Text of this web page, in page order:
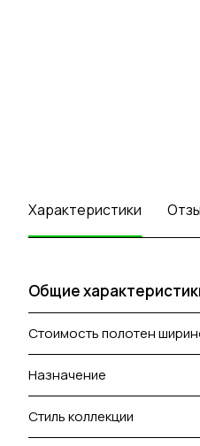
Характеристики
Общие
Стоимость полотен
Назначение
Стиль коллекции